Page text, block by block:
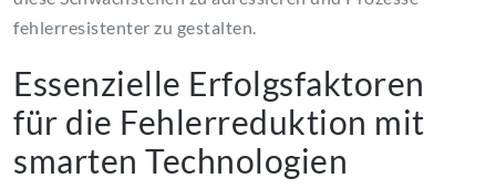
fehlerresistenter zu gestalten.
Essenzielle Erfolgsfaktoren
für die Fehlerreduktion mit
smarten Technologien